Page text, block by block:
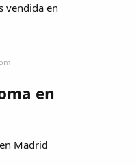
vendida en
en
Madrid